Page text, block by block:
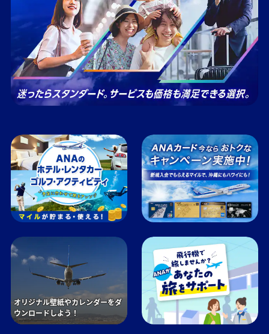
オリジナル壁紙やカレンダーをダ
ウンロードしよう！